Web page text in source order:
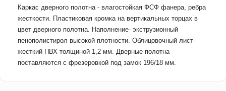
Каркас дверного полотна - влагостойкая ФСФ фанера, ребра
жесткости. Пластиковая кромка на вертикальных торцах в
цвет дверного полотна. Наполнение- экструзионный
пенополистирол высокой плотности. Облицовочный лист-
жесткий ПВХ толщиной 1,2 мм. Дверные полотна
поставляются с фрезеровкой под замок 196/18 мм.